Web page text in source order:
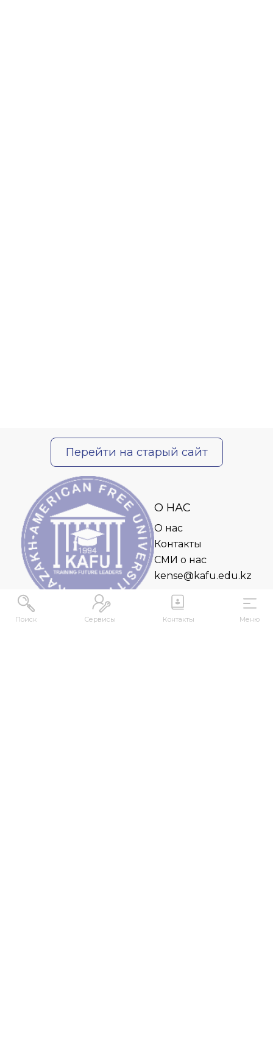
Поиск Сервисы Контакты Меню
Перейти на старый сайт
О НАС
О нас
Контакты
СМИ о нас
kense@kafu.edu.kz